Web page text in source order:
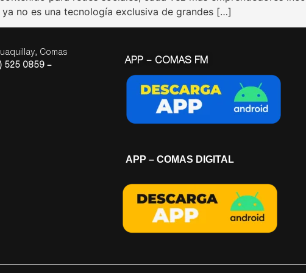
no es una tecnología exclusiva de grandes […]
Comas
525 0859 –
APP – COMAS FM
APP – COMAS DIGITAL